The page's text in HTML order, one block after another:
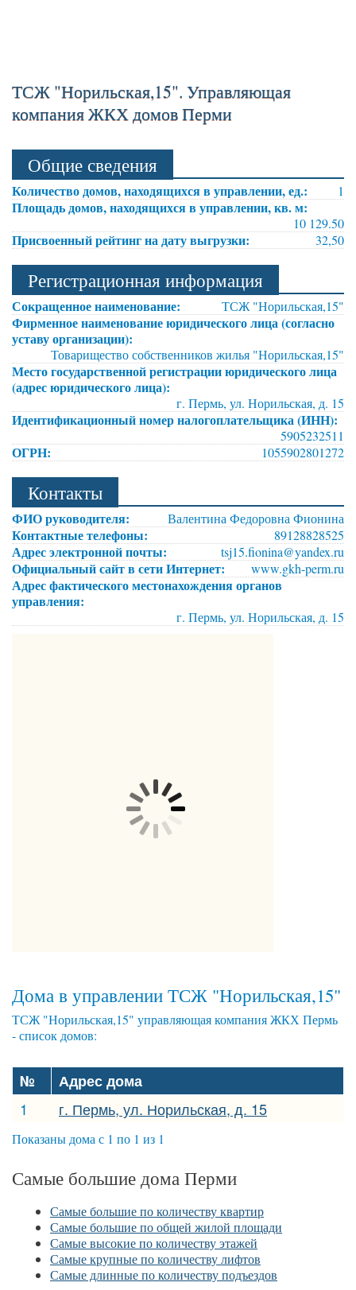
ТСЖ "Норильская,15". Управляющая
компания ЖКХ домов Перми
Общие сведения
Количество домов, находящихся в управлении, ед.: 1
Площадь домов, находящихся в управлении, кв. м:
10 129.50
Присвоенный рейтинг на дату выгрузки: 32,50
Регистрационная информация
Сокращенное наименование: ТСЖ "Норильская,15"
Фирменное наименование юридического лица (согласно
уставу организации):
Товарищество собственников жилья "Норильская,15"
Место государственной регистрации юридического лица
(адрес юридического лица):
г. Пермь, ул. Норильская, д. 15
Идентификационный номер налогоплательщика (ИНН):
5905232511
ОГРН: 1055902801272
Контакты
ФИО руководителя: Валентина Федоровна Фионина
Контактные телефоны: 89128828525
Адрес электронной почты: tsj15.fionina@yandex.ru
Официальный сайт в сети Интернет: www.gkh-perm.ru
Адрес фактического местонахождения органов
управления:
г. Пермь, ул. Норильская, д. 15
Дома в управлении ТСЖ "Норильская,15"
ТСЖ "Норильская,15" управляющая компания ЖКХ Пермь
- список домов:
№
Адрес дома
1
г. Пермь, ул. Норильская, д. 15
Показаны дома с 1 по 1 из 1
Самые большие дома Перми
Самые большие по количеству квартир
Самые большие по общей жилой площади
Самые высокие по количеству этажей
Самые крупные по количеству лифтов
Самые длинные по количеству подъездов